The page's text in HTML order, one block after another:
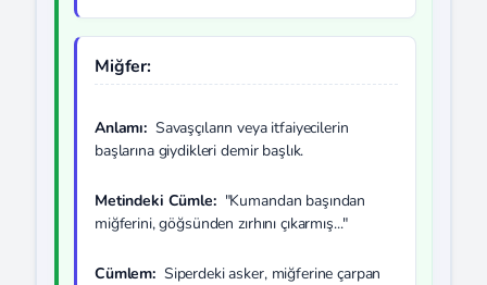
Miğfer:
Anlamı: Savaşçıların veya itfaiyecilerin
başlarına giydikleri demir başlık.
Metindeki Cümle: "Kumandan başından
miğferini, göğsünden zırhını çıkarmış..."
Cümlem: Siperdeki asker, miğferine çarpan